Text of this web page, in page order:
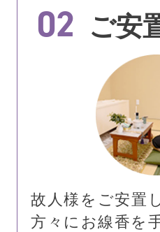
02 ご安
故人様をご安置
方々にお線香を